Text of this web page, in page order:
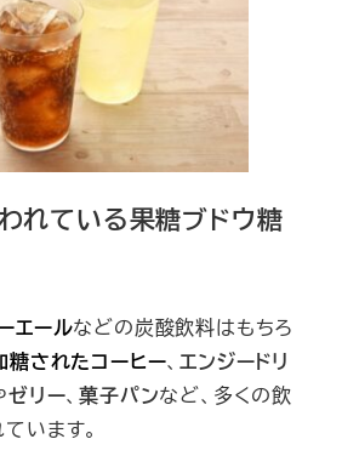
れている果糖ブドウ糖
エールなどの炭酸飲料はもちろ
糖されたコーヒー、エンジードリ
ゼリー、菓子パンなど、多くの飲
います。